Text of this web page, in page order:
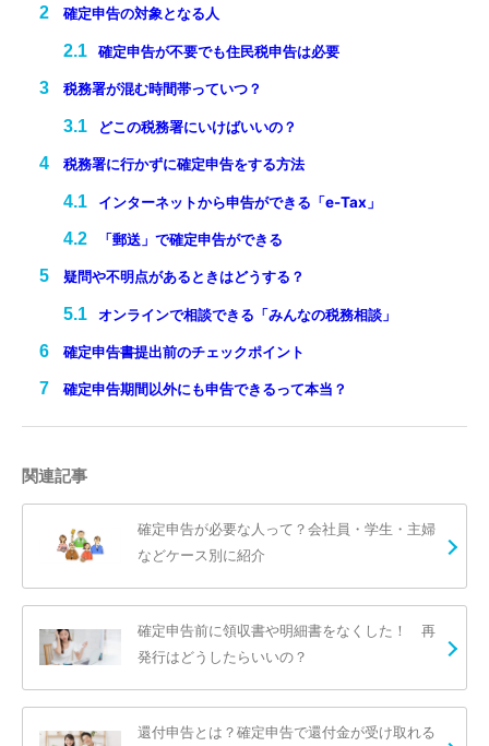
確定申告の対象となる人
確定申告が不要でも住民税申告は必要
税務署が混む時間帯っていつ？
どこの税務署にいけばいいの？
税務署に行かずに確定申告をする方法
インターネットから申告ができる「e-Tax」
「郵送」で確定申告ができる
疑問や不明点があるときはどうする？
オンラインで相談できる「みんなの税務相談」
確定申告書提出前のチェックポイント
確定申告期間以外にも申告できるって本当？
関連記事
確定申告が必要な人って？会社員・学生・主婦
などケース別に紹介
確定申告前に領収書や明細書をなくした！ 再
発行はどうしたらいいの？
還付申告とは？確定申告で還付金が受け取れる